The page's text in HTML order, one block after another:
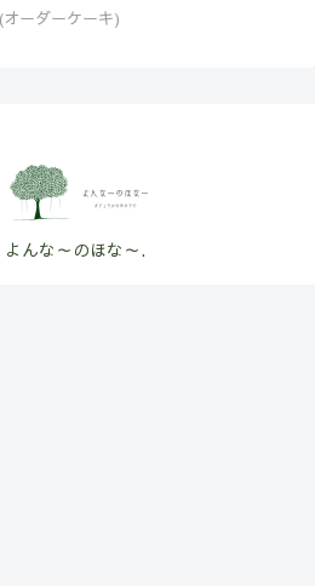
ーダーケーキ)
んな～のほな～.